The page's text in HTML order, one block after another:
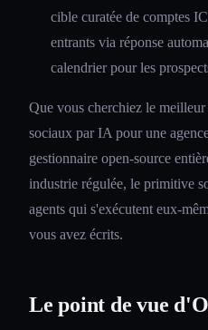
cible curatée de comptes
entrants via réponse
calendrier pour les
Que vous cherchiez le
sociaux par IA pour une
gestionnaire open-source
industrie régulée, le primitive
agents qui s'exécutent eux-
vous avez écrits.
Le point de vue